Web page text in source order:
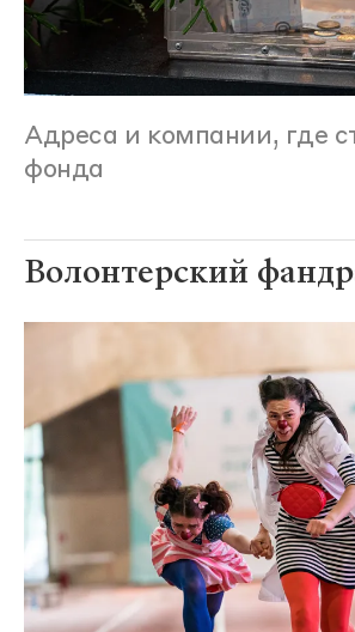
Адреса и компании, где
фонда
Волонтерский